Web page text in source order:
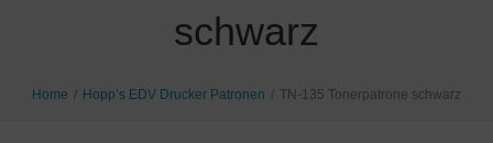
schwarz
Home / Hopp’s EDV Drucker Patronen / TN-135 Tonerpatrone schwarz